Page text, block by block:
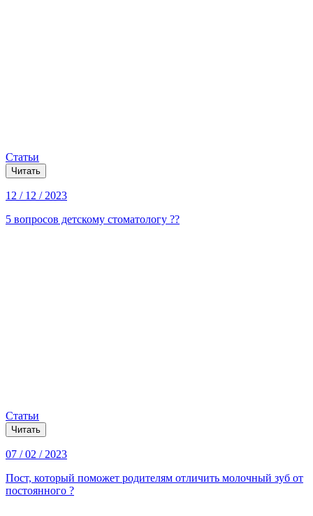
Статьи
Читать
12 / 12 / 2023
5 вопросов детскому стоматологу ??
Статьи
Читать
07 / 02 / 2023
Пост, который поможет родителям отличить молочный зуб от
постоянного ?